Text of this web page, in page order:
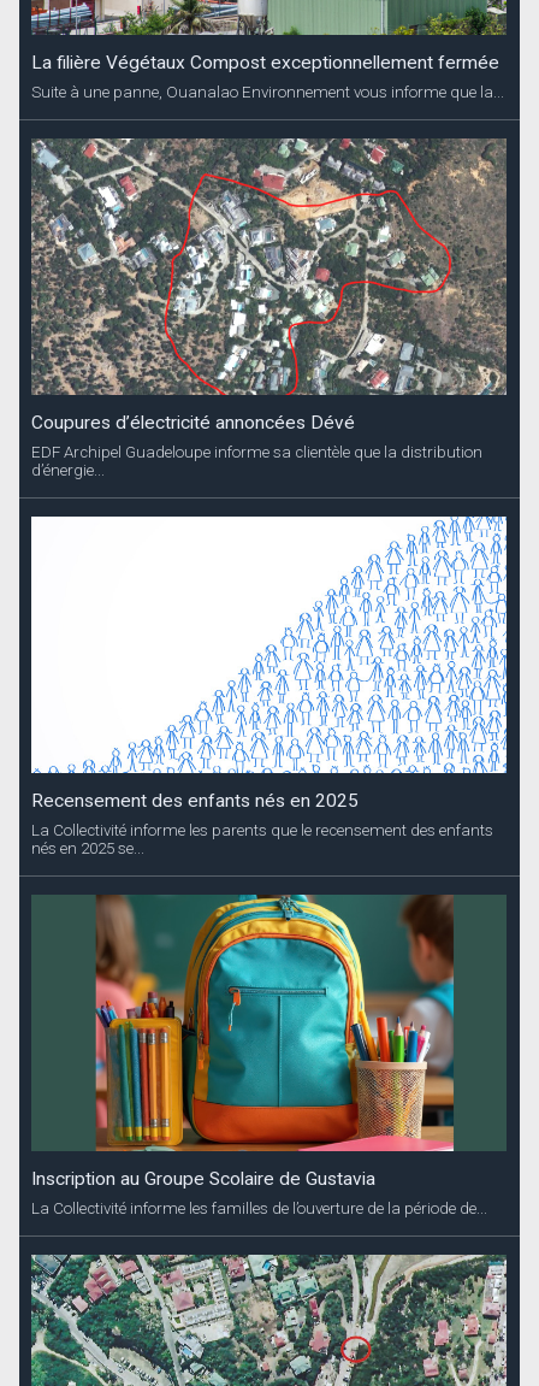
La filière Végétaux Compost exceptionnellement fermée
Suite à une panne, Ouanalao Environnement vous informe que la...
Coupures d’électricité annoncées Dévé
EDF Archipel Guadeloupe informe sa clientèle que la distribution
d’énergie...
Recensement des enfants nés en 2025
La Collectivité informe les parents que le recensement des enfants
nés en 2025 se...
Inscription au Groupe Scolaire de Gustavia
La Collectivité informe les familles de l’ouverture de la période de...